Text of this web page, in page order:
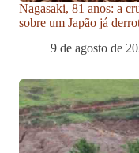
Nagasaki, 81 anos: a
sobre um Japão já
9 de agosto de